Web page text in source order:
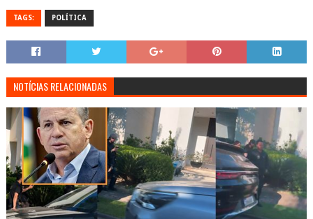
TAGS: POLÍTICA
NOTÍCIAS RELACIONADAS